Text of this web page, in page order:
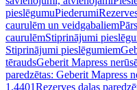
pieslēgumuPiederumi
caurulēm un veidgabaliem
caurulēmStiprinājumi
Stiprinājumi pieslēgumiem
tēraudsGeberit Mapress
paredzētas: Geberit Mapress
1.4401Rezerves daļas